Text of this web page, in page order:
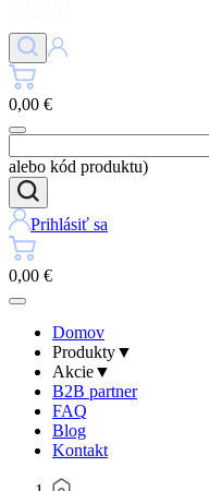
0,00 €
alebo kód produktu)
Prihlásiť sa
0,00 €
Domov
Produkty▼
Akcie▼
B2B partner
FAQ
Blog
Kontakt